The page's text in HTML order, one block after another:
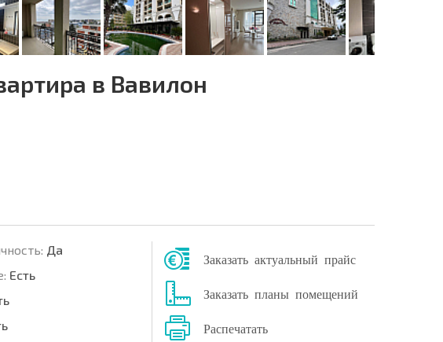
в Вавилон
Да
Есть
Заказать актуальный прайс
Заказать планы помещений
Распечатать